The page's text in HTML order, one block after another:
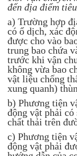
đến địa điểm
a) Trường hợp
có ổ dịch, xác
được cho vào
trung bao chứa
trước khi vận
không vừa bao
vật liệu chống
xung quanh)
b) Phương tiện
động vật phải
chất thải trên
c) Phương tiện
động vật phải